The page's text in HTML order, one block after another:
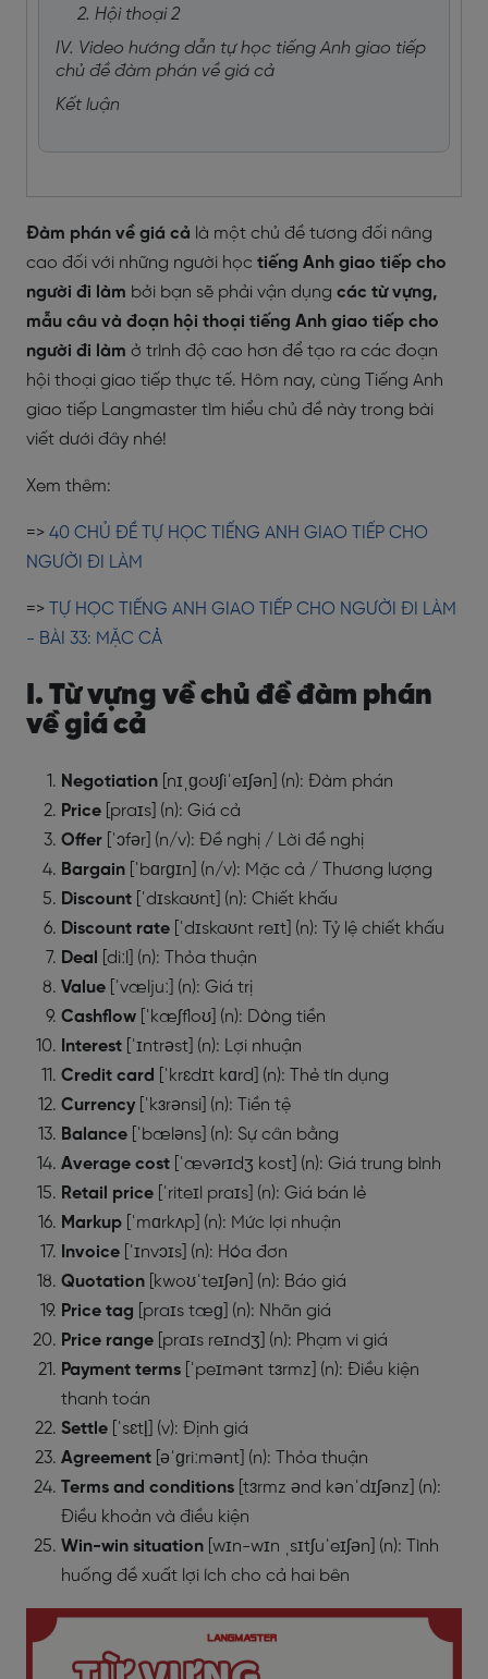
2. Hội thoại 2
IV. Video hướng dẫn tự học tiếng Anh giao tiếp
chủ đề đàm phán về giá cả
Kết luận
Đàm phán về giá cả là một chủ đề tương đối nâng
cao đối với những người học tiếng Anh giao tiếp cho
người đi làm bởi bạn sẽ phải vận dụng các từ vựng,
mẫu câu và đoạn hội thoại tiếng Anh giao tiếp cho
người đi làm ở trình độ cao hơn để tạo ra các đoạn
hội thoại giao tiếp thực tế. Hôm nay, cùng Tiếng Anh
giao tiếp Langmaster tìm hiểu chủ đề này trong bài
viết dưới đây nhé!
Xem thêm:
=> 40 CHỦ ĐỀ TỰ HỌC TIẾNG ANH GIAO TIẾP CHO
NGƯỜI ĐI LÀM
=>
TỰ HỌC TIẾNG ANH GIAO TIẾP CHO NGƯỜI ĐI LÀM
- BÀI 33: MẶC CẢ
I. Từ vựng về chủ đề đàm phán
về giá cả
Negotiation [nɪˌɡoʊʃiˈeɪʃən] (n): Đàm phán
Price [praɪs] (n): Giá cả
Offer [ˈɔfər] (n/v): Đề nghị / Lời đề nghị
Bargain [ˈbɑrɡɪn] (n/v): Mặc cả / Thương lượng
Discount [ˈdɪskaʊnt] (n): Chiết khấu
Discount rate [ˈdɪskaʊnt reɪt] (n): Tỷ lệ chiết khấu
Deal
[diːl] (n): Thỏa thuận
Value [ˈvæljuː] (n): Giá trị
Cashflow [ˈkæʃfloʊ] (n): Dòng tiền
Interest [ˈɪntrəst] (n): Lợi nhuận
Credit card [ˈkrɛdɪt kɑrd] (n): Thẻ tín dụng
Currency [ˈkɜrənsi] (n): Tiền tệ
Balance [ˈbæləns] (n): Sự cân bằng
Average cost [ˈævərɪdʒ kost] (n): Giá trung bình
Retail price [ˈriteɪl praɪs] (n): Giá bán lẻ
Markup [ˈmɑrkʌp] (n): Mức lợi nhuận
Invoice [ˈɪnvɔɪs] (n): Hóa đơn
Quotation [kwoʊˈteɪʃən] (n): Báo giá
Price tag [praɪs tæɡ] (n): Nhãn giá
Price range [praɪs reɪndʒ] (n): Phạm vi giá
Payment terms [ˈpeɪmənt tɜrmz] (n): Điều kiện
thanh toán
Settle [ˈsɛtl̟] (v): Định giá
Agreement [əˈɡriːmənt] (n): Thỏa thuận
Terms and conditions [tɜrmz ənd kənˈdɪʃənz] (n):
Điều khoản và điều kiện
Win-win situation [wɪn-wɪn ˌsɪtʃuˈeɪʃən] (n): Tình
huống đề xuất lợi ích cho cả hai bên